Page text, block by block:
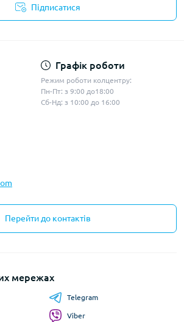
Підписатися
Графік роботи
Режим роботи колцентру:
Пн-Пт: з 9:00 до18:00
Сб-Нд: з 10:00 до 16:00
Перейти до контактів
мережах
Telegram
Viber